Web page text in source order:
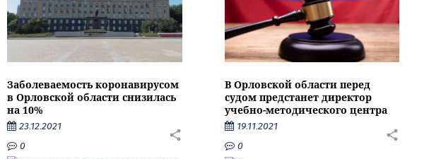
Заболеваемость коронавирусом
в Орловской области снизилась
на 10%
23.12.2021
0
В Орловской области перед
судом предстанет директор
учебно-методического центра
19.11.2021
0